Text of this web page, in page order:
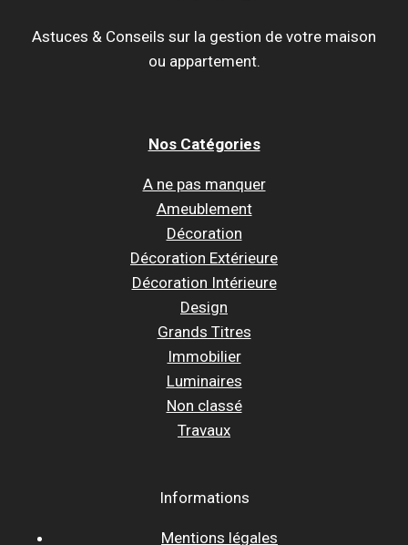
Astuces & Conseils sur la gestion de votre maison
ou appartement.
Nos Catégories
A ne pas manquer
Ameublement
Décoration
Décoration Extérieure
Décoration Intérieure
Design
Grands Titres
Immobilier
Luminaires
Non classé
Travaux
Informations
Mentions légales